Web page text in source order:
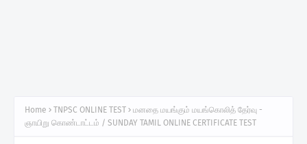
Home TNPSC ONLINE TEST
மனதை மயங்கும் மயங்கொலித் தேர்வு -
ஞாயிறு கொண்டாட்டம் / SUNDAY TAMIL ONLINE CERTIFICATE TEST